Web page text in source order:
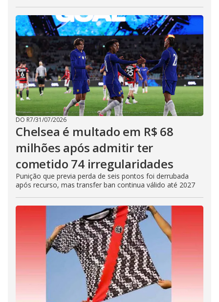
DO R7/31/07/2026
Chelsea é multado em R$ 68
milhões após admitir ter
cometido 74 irregularidades
Punição que previa perda de seis pontos foi derrubada
após recurso, mas transfer ban continua válido até 2027